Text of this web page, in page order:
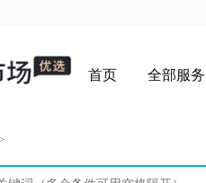
首页 全部服务
>